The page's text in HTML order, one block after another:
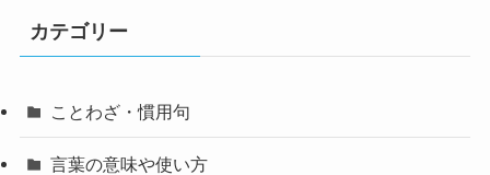
カテゴリー
ことわざ・慣用句
言葉の意味や使い方